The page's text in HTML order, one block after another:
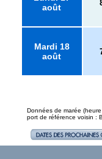
août
Mardi 18
août
Données de marée
port de référence voisin :